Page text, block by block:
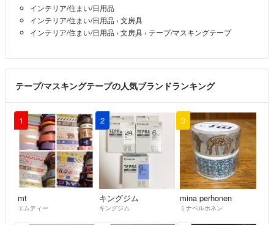
インテリア/住まい/日用品
インテリア/住まい/日用品 › 文房具
インテリア/住まい/日用品 › 文房具 › テープ/マスキングテープ
テープ/マスキングテープの人気ブランドランキング
1
mt
エムティー
2
キングジム
キングジム
3
mina perhonen
ミナペルホネン